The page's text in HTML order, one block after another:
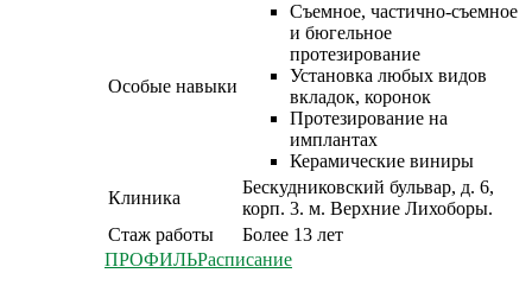
Особые навыки
Съемное, частично-съемное
и бюгельное
протезирование
Установка любых видов
вкладок, коронок
Протезирование на
имплантах
Керамические виниры
Клиника
Бескудниковский бульвар, д. 6,
корп. 3. м. Верхние Лихоборы.
Стаж работы
Более 13 лет
ПРОФИЛЬРасписание